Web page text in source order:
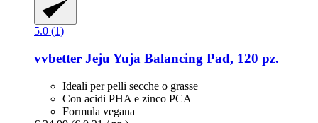
5.0 (1)
vvbetter Jeju Yuja Balancing Pad, 120 pz.
Ideali per pelli secche o grasse
Con acidi PHA e zinco PCA
Formula vegana